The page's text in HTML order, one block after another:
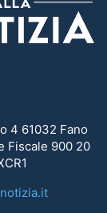
4 61032 Fano
Fiscale 900 20